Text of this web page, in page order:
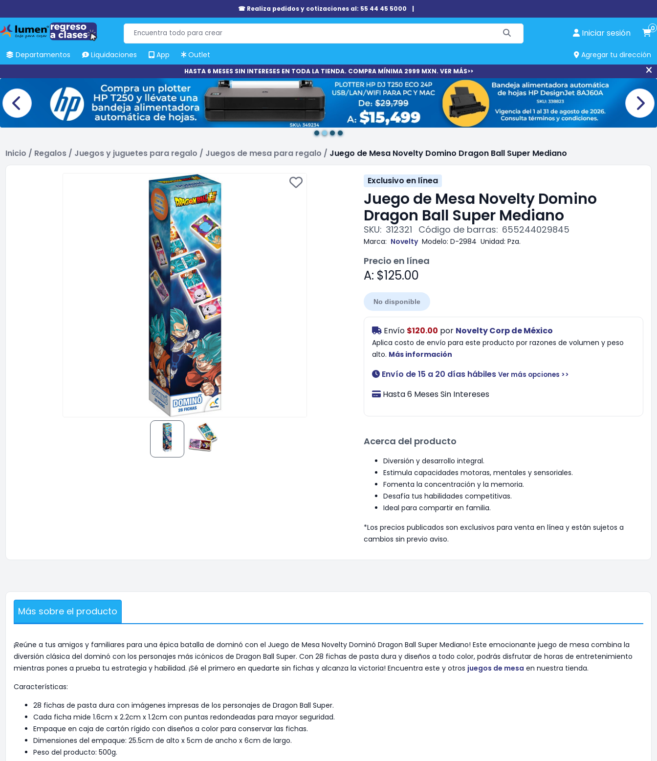
☎ Realiza pedidos y cotizaciones al: 55 44 45 5000 |
Iniciar sesión 0
Departamentos Liquidaciones App Outlet Agregar tu dirección
HASTA 6 MESES SIN INTERESES EN TODA LA TIENDA. COMPRA MÍNIMA 2999 MXN. VER MÁS>>
Inicio / Regalos / Juegos y juguetes para regalo / Juegos de mesa para regalo / Juego de Mesa Novelty Domino Dragon Ball Super Mediano
Exclusivo en línea
Juego de Mesa Novelty Domino
Dragon Ball Super Mediano
SKU: 312321 Código de barras: 655244029845
Marca: Novelty Modelo: D-2984 Unidad: Pza.
Precio en línea
A: $125.00
No disponible
Envío $120.00 por Novelty Corp de México
Aplica costo de envío para este producto por razones de volumen y peso
alto. Más información
Envío de 15 a 20 días hábiles Ver más opciones >>
Hasta 6 Meses Sin Intereses
Acerca del producto
Diversión y desarrollo integral.
Estimula capacidades motoras, mentales y sensoriales.
Fomenta la concentración y la memoria.
Desafía tus habilidades competitivas.
Ideal para compartir en familia.
*Los precios publicados son exclusivos para venta en línea y están sujetos a
cambios sin previo aviso.
Más sobre el producto
¡Reúne a tus amigos y familiares para una épica batalla de dominó con el Juego de Mesa Novelty Dominó Dragon Ball Super Mediano! Este emocionante juego de mesa combina la
diversión clásica del dominó con los personajes más icónicos de Dragon Ball Super. Con 28 fichas de pasta dura y diseños a todo color, podrás disfrutar de horas de entretenimiento
mientras pones a prueba tu estrategia y habilidad. ¡Sé el primero en quedarte sin fichas y alcanza la victoria! Encuentra este y otros juegos de mesa en nuestra tienda.
Características:
28 fichas de pasta dura con imágenes impresas de los personajes de Dragon Ball Super.
Cada ficha mide 1.6cm x 2.2cm x 1.2cm con puntas redondeadas para mayor seguridad.
Empaque en caja de cartón rígido con diseños a color para conservar las fichas.
Dimensiones del empaque: 25.5cm de alto x 5cm de ancho x 6cm de largo.
Peso del producto: 500g.